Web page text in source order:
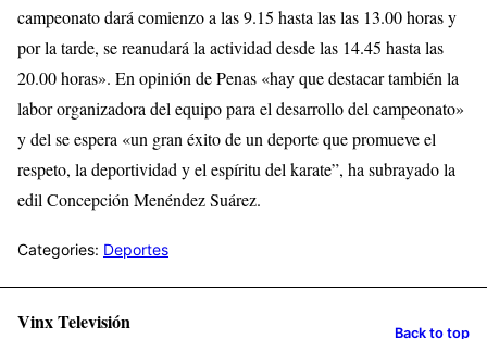
campeonato dará comienzo a las 9.15 hasta las las 13.00 horas y
por la tarde, se reanudará la actividad desde las 14.45 hasta las
20.00 horas». En opinión de Penas «hay que destacar también la
labor organizadora del equipo para el desarrollo del campeonato»
y del se espera «un gran éxito de un deporte que promueve el
respeto, la deportividad y el espíritu del karate”, ha subrayado la
edil Concepción Menéndez Suárez.
Categories: Deportes
Vinx Televisión Back to top